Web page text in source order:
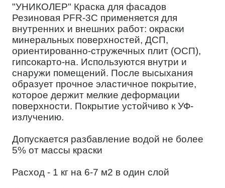
"УНИКОЛЕР" Краска для фасадов
Резиновая PFR-3С применяется для
внутренних и внешних работ: окраски
минеральных поверхностей, ДСП,
ориентированно-стружечных плит (ОСП),
гипсокарто-на. Используются внутри и
снаружи помещений. После высыхания
образует прочное эластичное покрытие,
которое держит мелкие деформации
поверхности. Покрытие устойчиво к УФ-
излучению.
Допускается разбавление водой не более
5% от массы краски
Расход - 1 кг на 6-7 м2 в один слой